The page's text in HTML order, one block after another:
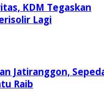
KDM Tegaskan
Lagi
Jatiranggon,
Raib